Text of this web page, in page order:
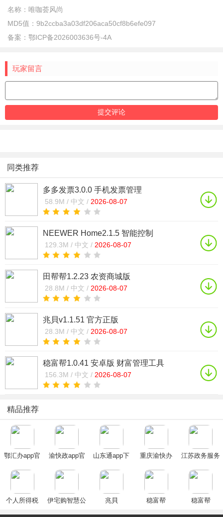
名称： 唯咖荟风尚
MD5值： 9b2ccba3a03df206aca50cf8b6efe097
备案： 鄂ICP备2026003636号-4A
玩家留言
同类推荐
多多发票3.0.0 手机发票管理
58.9M / 中文 / 2026-08-07
NEEWER Home2.1.5 智能控制
129.3M / 中文 / 2026-08-07
田帮帮1.2.23 农资商城版
28.8M / 中文 / 2026-08-07
兆貝v1.1.51 官方正版
28.3M / 中文 / 2026-08-07
稳富帮1.0.41 安卓版 财富管理工具
156.3M / 中文 / 2026-08-07
精品推荐
鄂汇办app官
新版
渝快政app官
2025
山东通app下
2025最新版
重庆渝快办
版(重庆市政
江苏政务服务
服办)
个人所得税
伊宅购智慧公
兆貝 稳富帮 稳富帮